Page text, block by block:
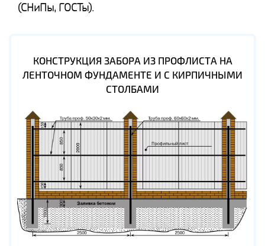
(СНиПы, ГОСТы).
КОНСТРУКЦИЯ ЗАБОРА ИЗ ПРОФЛИСТА НА
ЛЕНТОЧНОМ ФУНДАМЕНТЕ И С КИРПИЧНЫМИ
СТОЛБАМИ